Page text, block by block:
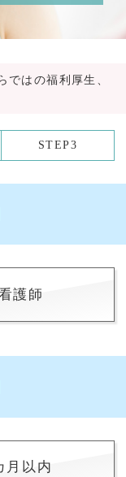
ではの福利厚生、
STEP3
護師
月以内